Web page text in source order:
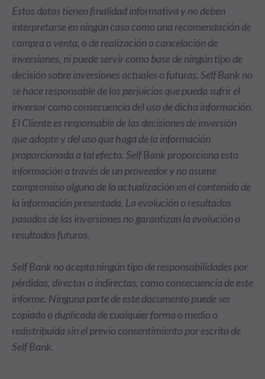
Estos datos tienen finalidad informativa y no deben
interpretarse en ningún caso como una recomendación de
compra o venta, o de realización o cancelación de
inversiones, ni puede servir como base de ningún tipo de
decisión sobre inversiones actuales o futuras. Self Bank no
se hace responsable de los perjuicios que pueda sufrir el
inversor como consecuencia del uso de dicha información.
El Cliente es responsable de las decisiones de inversión
que adopte y del uso que haga de la información
proporcionada a tal efecto. Self Bank proporciona esta
información a través de un proveedor y no asume
compromiso alguno de la actualización en el contenido de
la información presentada. La evolución o resultados
pasados de las inversiones no garantizan la evolución o
resultados futuros.
Self Bank no acepta ningún tipo de responsabilidades por
pérdidas, directas o indirectas, como consecuencia de este
informe. Ninguna parte de este documento puede ser
copiada o duplicada de cualquier forma o medio o
redistribuida sin el previo consentimiento por escrito de
Self Bank.